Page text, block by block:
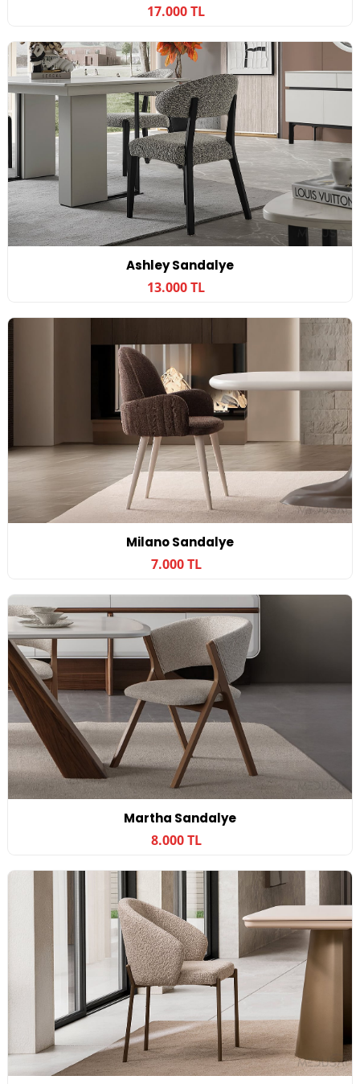
17.000 TL
Ashley Sandalye
13.000 TL
Milano Sandalye
7.000 TL
Martha Sandalye
8.000 TL